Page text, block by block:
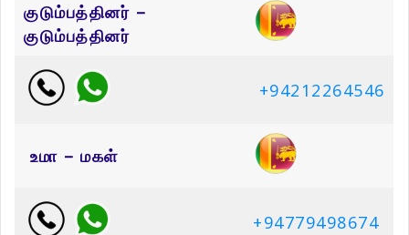
குடும்பத்தினர் –
குடும்பத்தினர்
+94212264546
உமா – மகள்
+94779498674